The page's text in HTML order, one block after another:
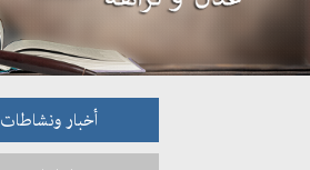
أخبار ونشاطات